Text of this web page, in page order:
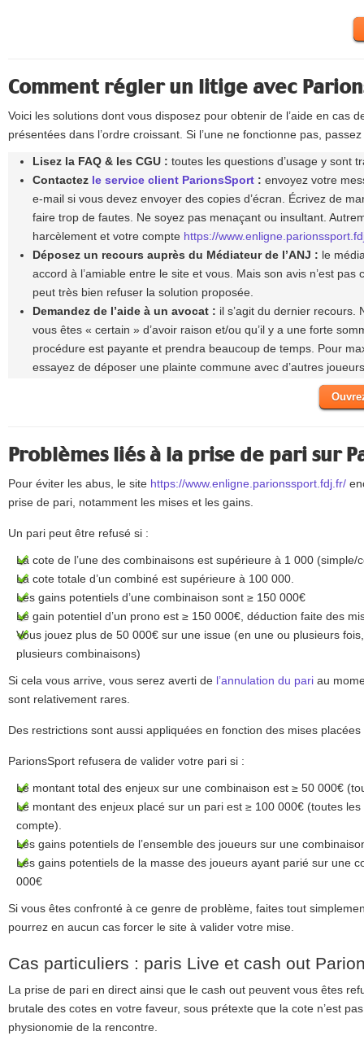
Comment régler un litige avec
Voici les solutions dont vous disposez pour obtenir de l’aide en cas
présentées dans l’ordre croissant. Si l’une ne fonctionne pas,
Lisez la FAQ & les CGU : toutes les questions d’usage y sont
Contactez le service client ParionsSport : envoyez votre
e-mail si vous devez envoyer des copies d’écran. Écrivez de
faire trop de fautes. Ne soyez pas menaçant ou insultant.
harcèlement et votre compte https://
Déposez un recours auprès du Médiateur de l’ANJ : le
accord à l’amiable entre le site et vous. Mais son avis n’est pas
peut très bien refuser la solution proposée.
Demandez de l’aide à un avocat : il s’agit du dernier recours.
vous êtes « certain » d’avoir raison et/ou qu’il y a une forte
procédure est payante et prendra beaucoup de temps. Pour
essayez de déposer une plainte commune avec d’autres
Problèmes liés à la prise de pari sur
Pour éviter les abus, le site https://www.enligne.parionssport.fdj.fr/
prise de pari, notamment les mises et les gains.
Un pari peut être refusé si :
La cote de l’une des combinaisons est supérieure à 1 000 (simple/
La cote totale d’un combiné est supérieure à 100 000.
Les gains potentiels d’une combinaison sont ≥ 150 000€
Le gain potentiel d’un prono est ≥ 150 000€, déduction faite des
Vous jouez plus de 50 000€ sur une issue (en une ou plusieurs
plusieurs combinaisons)
Si cela vous arrive, vous serez averti de l’annulation du pari au
sont relativement rares.
Des restrictions sont aussi appliquées en fonction des mises
ParionsSport refusera de valider votre pari si :
Le montant total des enjeux sur une combinaison est ≥ 50 000€
Le montant des enjeux placé sur un pari est ≥ 100 000€ (toutes
compte).
Les gains potentiels de l’ensemble des joueurs sur une
Les gains potentiels de la masse des joueurs ayant parié sur une
000€
Si vous êtes confronté à ce genre de problème, faites tout
pourrez en aucun cas forcer le site à valider votre mise.
Cas particuliers : paris Live et cash out
La prise de pari en direct ainsi que le cash out peuvent vous êtes
brutale des cotes en votre faveur, sous prétexte que la cote n’est
physionomie de la rencontre.